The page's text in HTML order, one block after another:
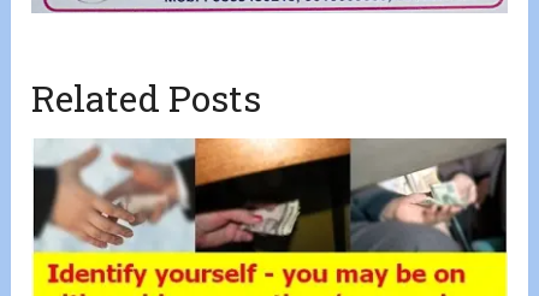
Related Posts